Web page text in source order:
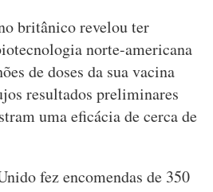
britânico revelou ter
norte-americana
de doses da sua vacina
resultados preliminares
uma eficácia de cerca de
fez encomendas de 350